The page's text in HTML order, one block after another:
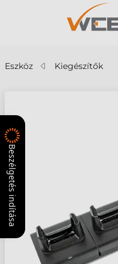
Eszköz Kiegészítők
Beszélgetés indítása